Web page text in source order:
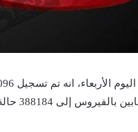
إلى 388184 حالة في المغرب.